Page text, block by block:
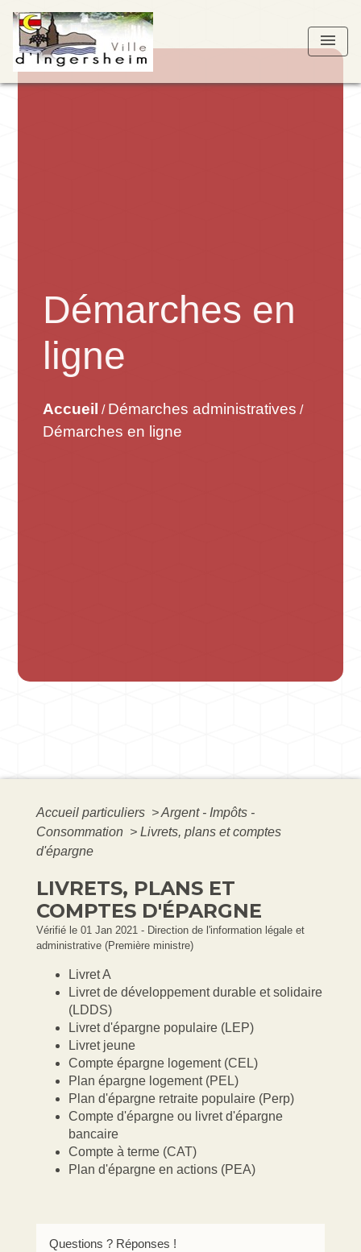
menu
Démarches en
ligne
Accueil / Démarches administratives /
Démarches en ligne
Accueil particuliers >Argent - Impôts -
Consommation > Livrets, plans et comptes
d'épargne
LIVRETS, PLANS ET
COMPTES D'ÉPARGNE
Vérifié le 01 Jan 2021 - Direction de l'information légale et
administrative (Première ministre)
Livret A
Livret de développement durable et solidaire
(LDDS)
Livret d'épargne populaire (LEP)
Livret jeune
Compte épargne logement (CEL)
Plan épargne logement (PEL)
Plan d'épargne retraite populaire (Perp)
Compte d'épargne ou livret d'épargne
bancaire
Compte à terme (CAT)
Plan d'épargne en actions (PEA)
Questions ? Réponses !